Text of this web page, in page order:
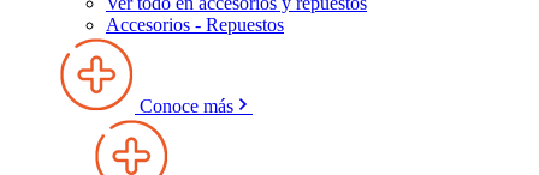
Accesorios - Repuestos
Conoce más